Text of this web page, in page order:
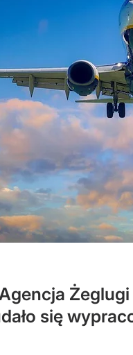
się